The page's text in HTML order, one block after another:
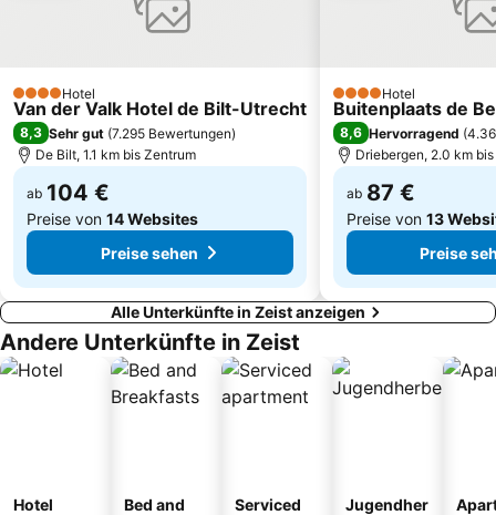
Madame Tussauds Amsterdam
Rembrandt-Platz
Hausbootmuseum Amsterdam
Jaarbeurs Utrecht
Dam
Melkweg
Christmas Palace
Amstel Metro Station
4 SterneHotel
Van der Valk Hotel de Bilt-Utrecht
8,3 Sehr gut (7.295 Bewertungen)
De Bilt, 1.1 km bis Zentrum
ab 104 €
Preise von 14 Websites
Preise sehen
4 SterneHotel
Buitenplaats de
8,6 Hervorragend (
Driebergen, 2.0 km
ab 87 €
Preise von 13
Preise
Alle Unterkünfte in Zeist anzeigen
Andere Unterkünfte in Zeist
Hotel
Bed and
Serviced
Jugendher